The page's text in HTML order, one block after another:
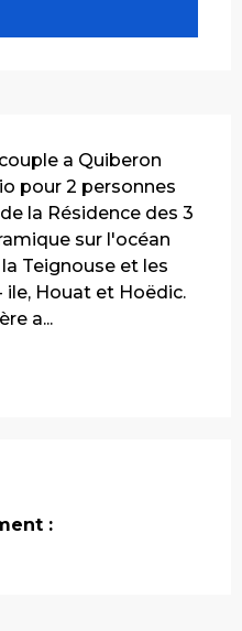
a Quiberon
pour 2 personnes
la Résidence des 3
sur l'océan
Teignouse et les
ile, Houat et Hoëdic.
a...
: